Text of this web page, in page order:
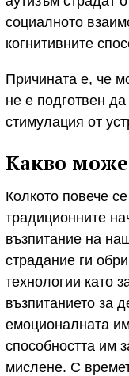
социалното
когнитивните
Причината е, че
не е подготвен
стимулация от
Какво може
Колкото повече
традиционните
възпитание на
страдание ги
технологии като
възпитанието за
емоционалната
способността им
мислене. С